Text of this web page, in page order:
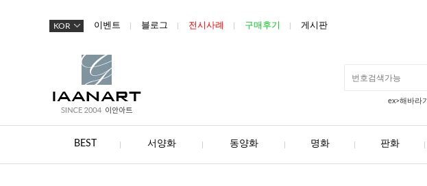
KOR 이벤트 블로그 전시사례 구매후기 게시판
ex>해바라기
BEST 서양화 동양화 명화 판화